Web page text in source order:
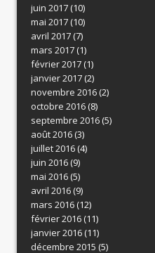
juin 2017(10)
mai 2017(10)
avril 2017(7)
mars 2017(1)
février 2017(1)
janvier 2017(2)
novembre 2016(2)
octobre 2016(8)
septembre 2016(5)
août 2016(3)
juillet 2016(4)
juin 2016(9)
mai 2016(5)
avril 2016(9)
mars 2016(12)
février 2016(11)
janvier 2016(11)
décembre 2015 (5)